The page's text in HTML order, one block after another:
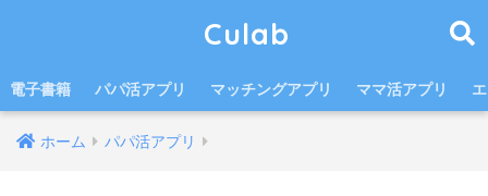
Culab
電子書籍 パパ活アプリ マッチングアプリ ママ活アプリ
ホーム パパ活アプリ